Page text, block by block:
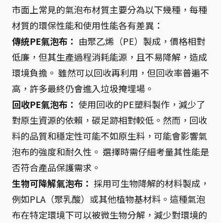
市面上常見的氣泡布材質主要分為以下幾種，每種
材質的環保性能和使用性能各有差異：
傳統PE氣泡布： 由聚乙烯（PE）製成，價格相對
低廉，但其生產過程消耗能源，且不易降解，造成
環境負擔。 雖然可以回收再利用，但回收率普遍不
高，許多最終仍會進入垃圾掩埋場。
回收PE氣泡布： 使用回收的PE塑料製作，減少了
對原生資源的依賴，碳足跡相對較低。然而，回收
料的品質和穩定性可能不如原生料，可能會影響氣
泡布的強度和耐久性。 選擇時需仔細考量其性能是
否符合產品保護需求。
生物可降解氣泡布： 採用可生物降解的材料製成，
例如PLA（聚乳酸）或其他植物基材料。這種氣泡
布在特定環境下可以被微生物分解，減少對環境的